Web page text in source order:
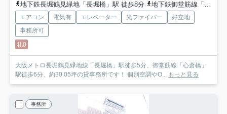
地下鉄長堀鶴見緑地「長堀橋」駅 徒歩8分
地下鉄御堂筋線「心斎橋」駅 徒歩8分
エアコン 電気有 エレベーター 光ファイバー
好立地
事務所可
礼0
大阪メトロ長堀鶴見緑地線「長堀橋」駅徒歩5分、御堂筋線「心斎橋」
駅徒歩6分、約30.05坪の貸事務所です！ 個別空調やO... もっと見る
事務所